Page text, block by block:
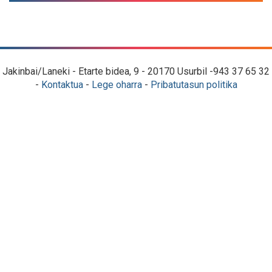
Jakinbai/Laneki - Etarte bidea, 9 - 20170 Usurbil -943 37 65 32
- Kontaktua- Lege oharra- Pribatutasun politika